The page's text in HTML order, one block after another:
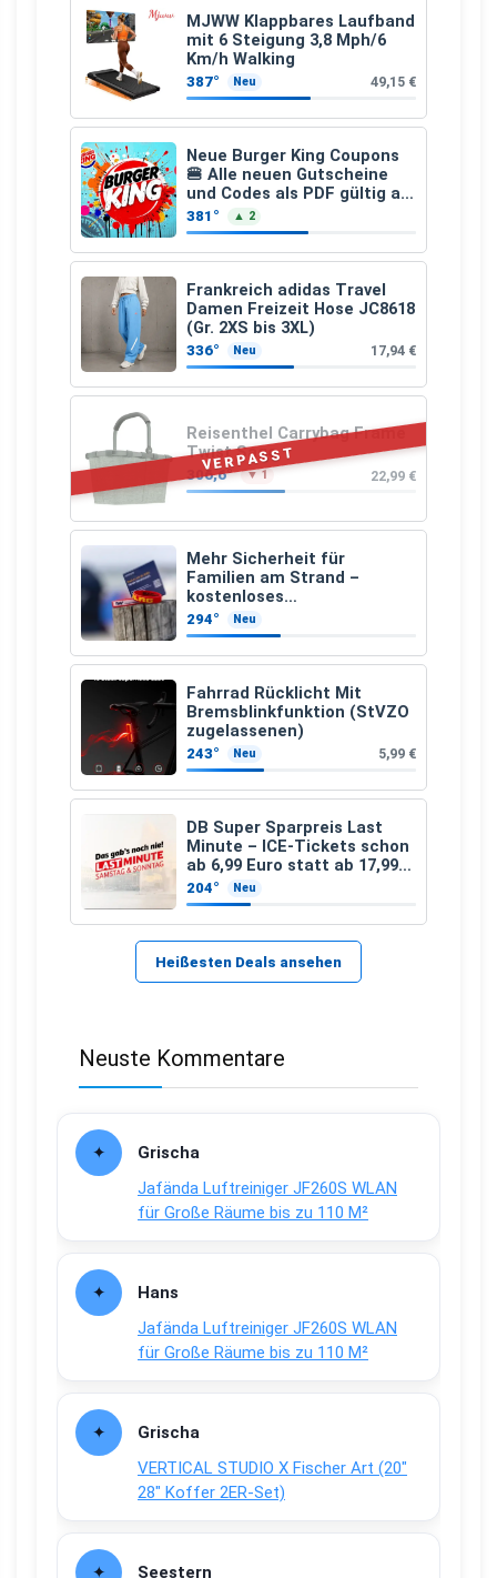
MJWW Klappbares Laufband
mit 6 Steigung 3,8 Mph/6
Km/h Walking
387° Neu 49,15 €
Neue Burger King Coupons
🍔 Alle neuen Gutscheine
und Codes als PDF gültig ab
25.07.2026 bis 04.09.2026
381° ▲ 2
Frankreich adidas Travel
Damen Freizeit Hose JC8618
(Gr. 2XS bis 3XL)
336° Neu 17,94 €
VERPASST
Reisenthel Carrybag Frame
Twist Sage
306,6° ▼ 1 22,99 €
Mehr Sicherheit für
Familien am Strand –
kostenloses
Kindersuchband der DLRG
294° Neu
Fahrrad Rücklicht Mit
Bremsblinkfunktion (StVZO
zugelassenen)
243° Neu 5,99 €
DB Super Sparpreis Last
Minute – ICE-Tickets schon
ab 6,99 Euro statt ab 17,99
Euro
204° Neu
Heißesten Deals ansehen
Neuste Kommentare
Grischa
Jafända Luftreiniger JF260S WLAN
für Große Räume bis zu 110 M²
Hans
Jafända Luftreiniger JF260S WLAN
für Große Räume bis zu 110 M²
Grischa
VERTICAL STUDIO X Fischer Art (20″
28″ Koffer 2ER-Set)
Seestern